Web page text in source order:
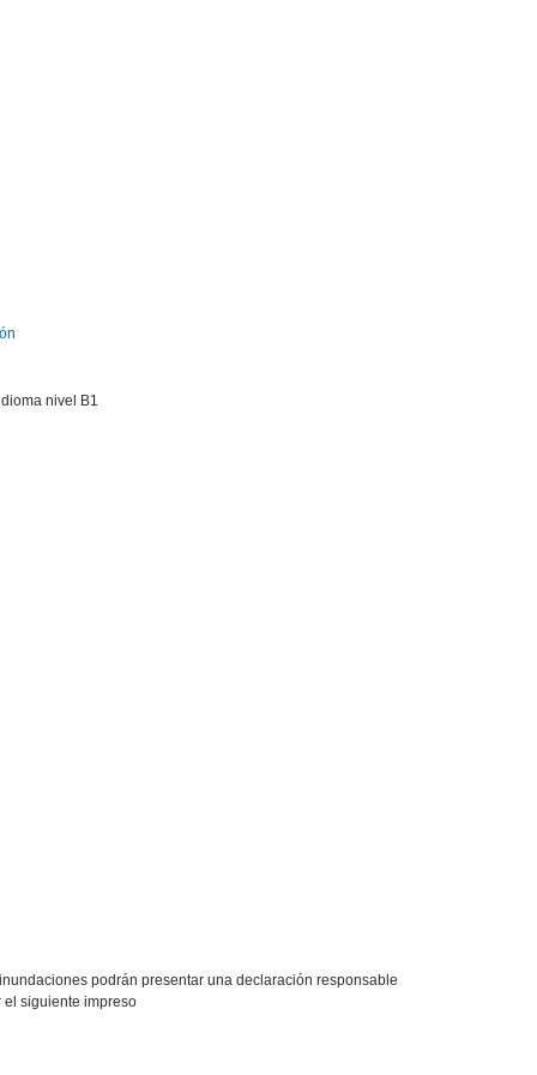
nivel B1
podrán presentar una declaración responsable
el siguiente impreso